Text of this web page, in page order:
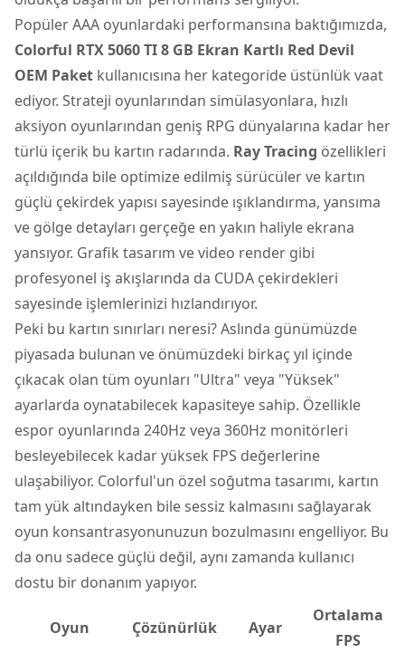
Popüler AAA oyunlardaki performansına baktığımızda,
Colorful RTX 5060 TI 8 GB Ekran Kartlı Red Devil
OEM Paket kullanıcısına her kategoride üstünlük vaat
ediyor. Strateji oyunlarından simülasyonlara, hızlı
aksiyon oyunlarından geniş RPG dünyalarına kadar her
türlü içerik bu kartın radarında. Ray Tracing özellikleri
açıldığında bile optimize edilmiş sürücüler ve kartın
güçlü çekirdek yapısı sayesinde ışıklandırma, yansıma
ve gölge detayları gerçeğe en yakın haliyle ekrana
yansıyor. Grafik tasarım ve video render gibi
profesyonel iş akışlarında da CUDA çekirdekleri
sayesinde işlemlerinizi hızlandırıyor.
Peki bu kartın sınırları neresi? Aslında günümüzde
piyasada bulunan ve önümüzdeki birkaç yıl içinde
çıkacak olan tüm oyunları "Ultra" veya "Yüksek"
ayarlarda oynatabilecek kapasiteye sahip. Özellikle
espor oyunlarında 240Hz veya 360Hz monitörleri
besleyebilecek kadar yüksek FPS değerlerine
ulaşabiliyor. Colorful'un özel soğutma tasarımı, kartın
tam yük altındayken bile sessiz kalmasını sağlayarak
oyun konsantrasyonunuzun bozulmasını engelliyor. Bu
da onu sadece güçlü değil, aynı zamanda kullanıcı
dostu bir donanım yapıyor.
Oyun Çözünürlük Ayar
Ortalama
FPS